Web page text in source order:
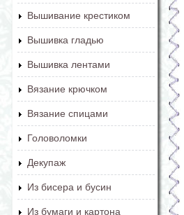
Вышивание крестиком
Вышивка гладью
Вышивка лентами
Вязание крючком
Вязание спицами
Головоломки
Декупаж
Из бисера и бусин
Из бумаги и картона